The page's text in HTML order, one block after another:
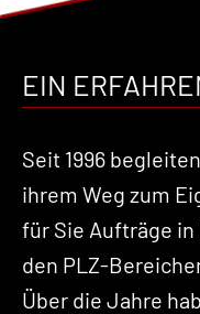
EIN
Seit 1996
ihrem Weg zum
für Sie Aufträge
den PLZ-
Über die Jahre